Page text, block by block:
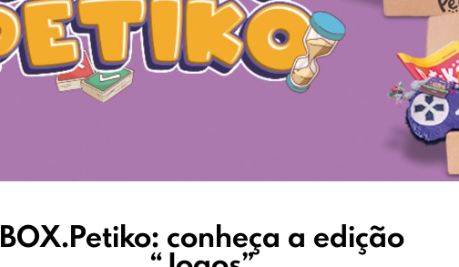
BOX.Petiko: conheça a edição